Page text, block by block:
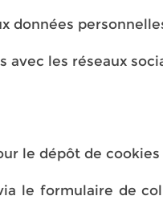
données
avec les réseaux
le dépôt de cookies
le formulaire de